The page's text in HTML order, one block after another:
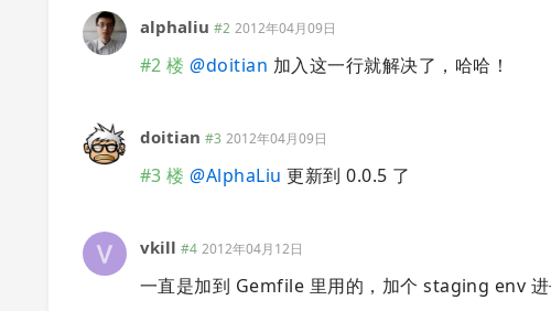
alphaliu #2 2012年04月09日
#2 楼 @doitian 加入这一行就解决了，哈哈！
doitian #3 2012年04月09日
#3 楼 @AlphaLiu 更新到 0.0.5 了
vkill #4 2012年04月12日
一直是加到 Gemfile 里用的，加个 staging env 进